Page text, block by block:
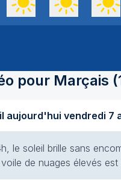
pour Marçais (
Quel
le soleil brille sans
de nuages élevés